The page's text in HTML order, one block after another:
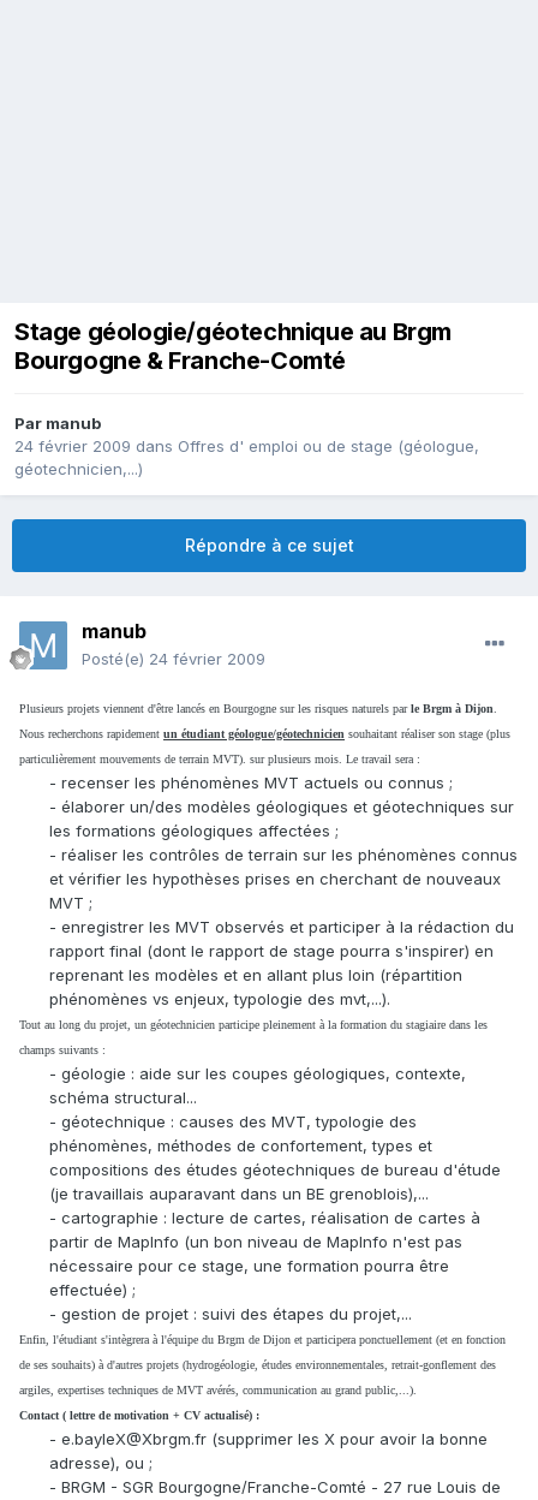
Stage géologie/géotechnique au Brgm
Bourgogne & Franche-Comté
Par manub
24 février 2009 dans Offres d' emploi ou de stage (géologue,
géotechnicien,...)
Répondre à ce sujet
manub
Posté(e) 24 février 2009
Plusieurs projets viennent d'être lancés en Bourgogne sur les risques naturels parle Brgm à Dijon.
Nous recherchons rapidement un étudiant géologue/géotechnicien souhaitant réaliser son stage (plus
particulièrement mouvements de terrain MVT). sur plusieurs mois. Le travail sera :
- recenser les phénomènes MVT actuels ou connus ;
- élaborer un/des modèles géologiques et géotechniques sur
les formations géologiques affectées ;
- réaliser les contrôles de terrain sur les phénomènes connus
et vérifier les hypothèses prises en cherchant de nouveaux
MVT ;
- enregistrer les MVT observés et participer à la rédaction du
rapport final (dont le rapport de stage pourra s'inspirer) en
reprenant les modèles et en allant plus loin (répartition
phénomènes vs enjeux, typologie des mvt,...).
Tout au long du projet, un géotechnicien participe pleinement à la formation du stagiaire dans les
champs suivants :
- géologie : aide sur les coupes géologiques, contexte,
schéma structural...
- géotechnique : causes des MVT, typologie des
phénomènes, méthodes de confortement, types et
compositions des études géotechniques de bureau d'étude
(je travaillais auparavant dans un BE grenoblois),...
- cartographie : lecture de cartes, réalisation de cartes à
partir de MapInfo (un bon niveau de MapInfo n'est pas
nécessaire pour ce stage, une formation pourra être
effectuée) ;
- gestion de projet : suivi des étapes du projet,...
Enfin, l'étudiant s'intègrera à l'équipe du Brgm de Dijon et participera ponctuellement (et en fonction
de ses souhaits) à d'autres projets (hydrogéologie, études environnementales, retrait-gonflement des
argiles, expertises techniques de MVT avérés, communication au grand public,...).
Contact ( lettre de motivation + CV actualisé) :
- e.bayleX@Xbrgm.fr (supprimer les X pour avoir la bonne
adresse), ou ;
- BRGM - SGR Bourgogne/Franche-Comté - 27 rue Louis de